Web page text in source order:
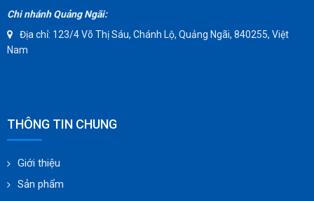
Chi nhánh Quảng Ngãi:
Địa chỉ: 123/4 Võ Thị Sáu, Chánh Lộ, Quảng Ngãi, 840255, Việt
Nam
THÔNG TIN CHUNG
Giới thiệu
Sản phẩm